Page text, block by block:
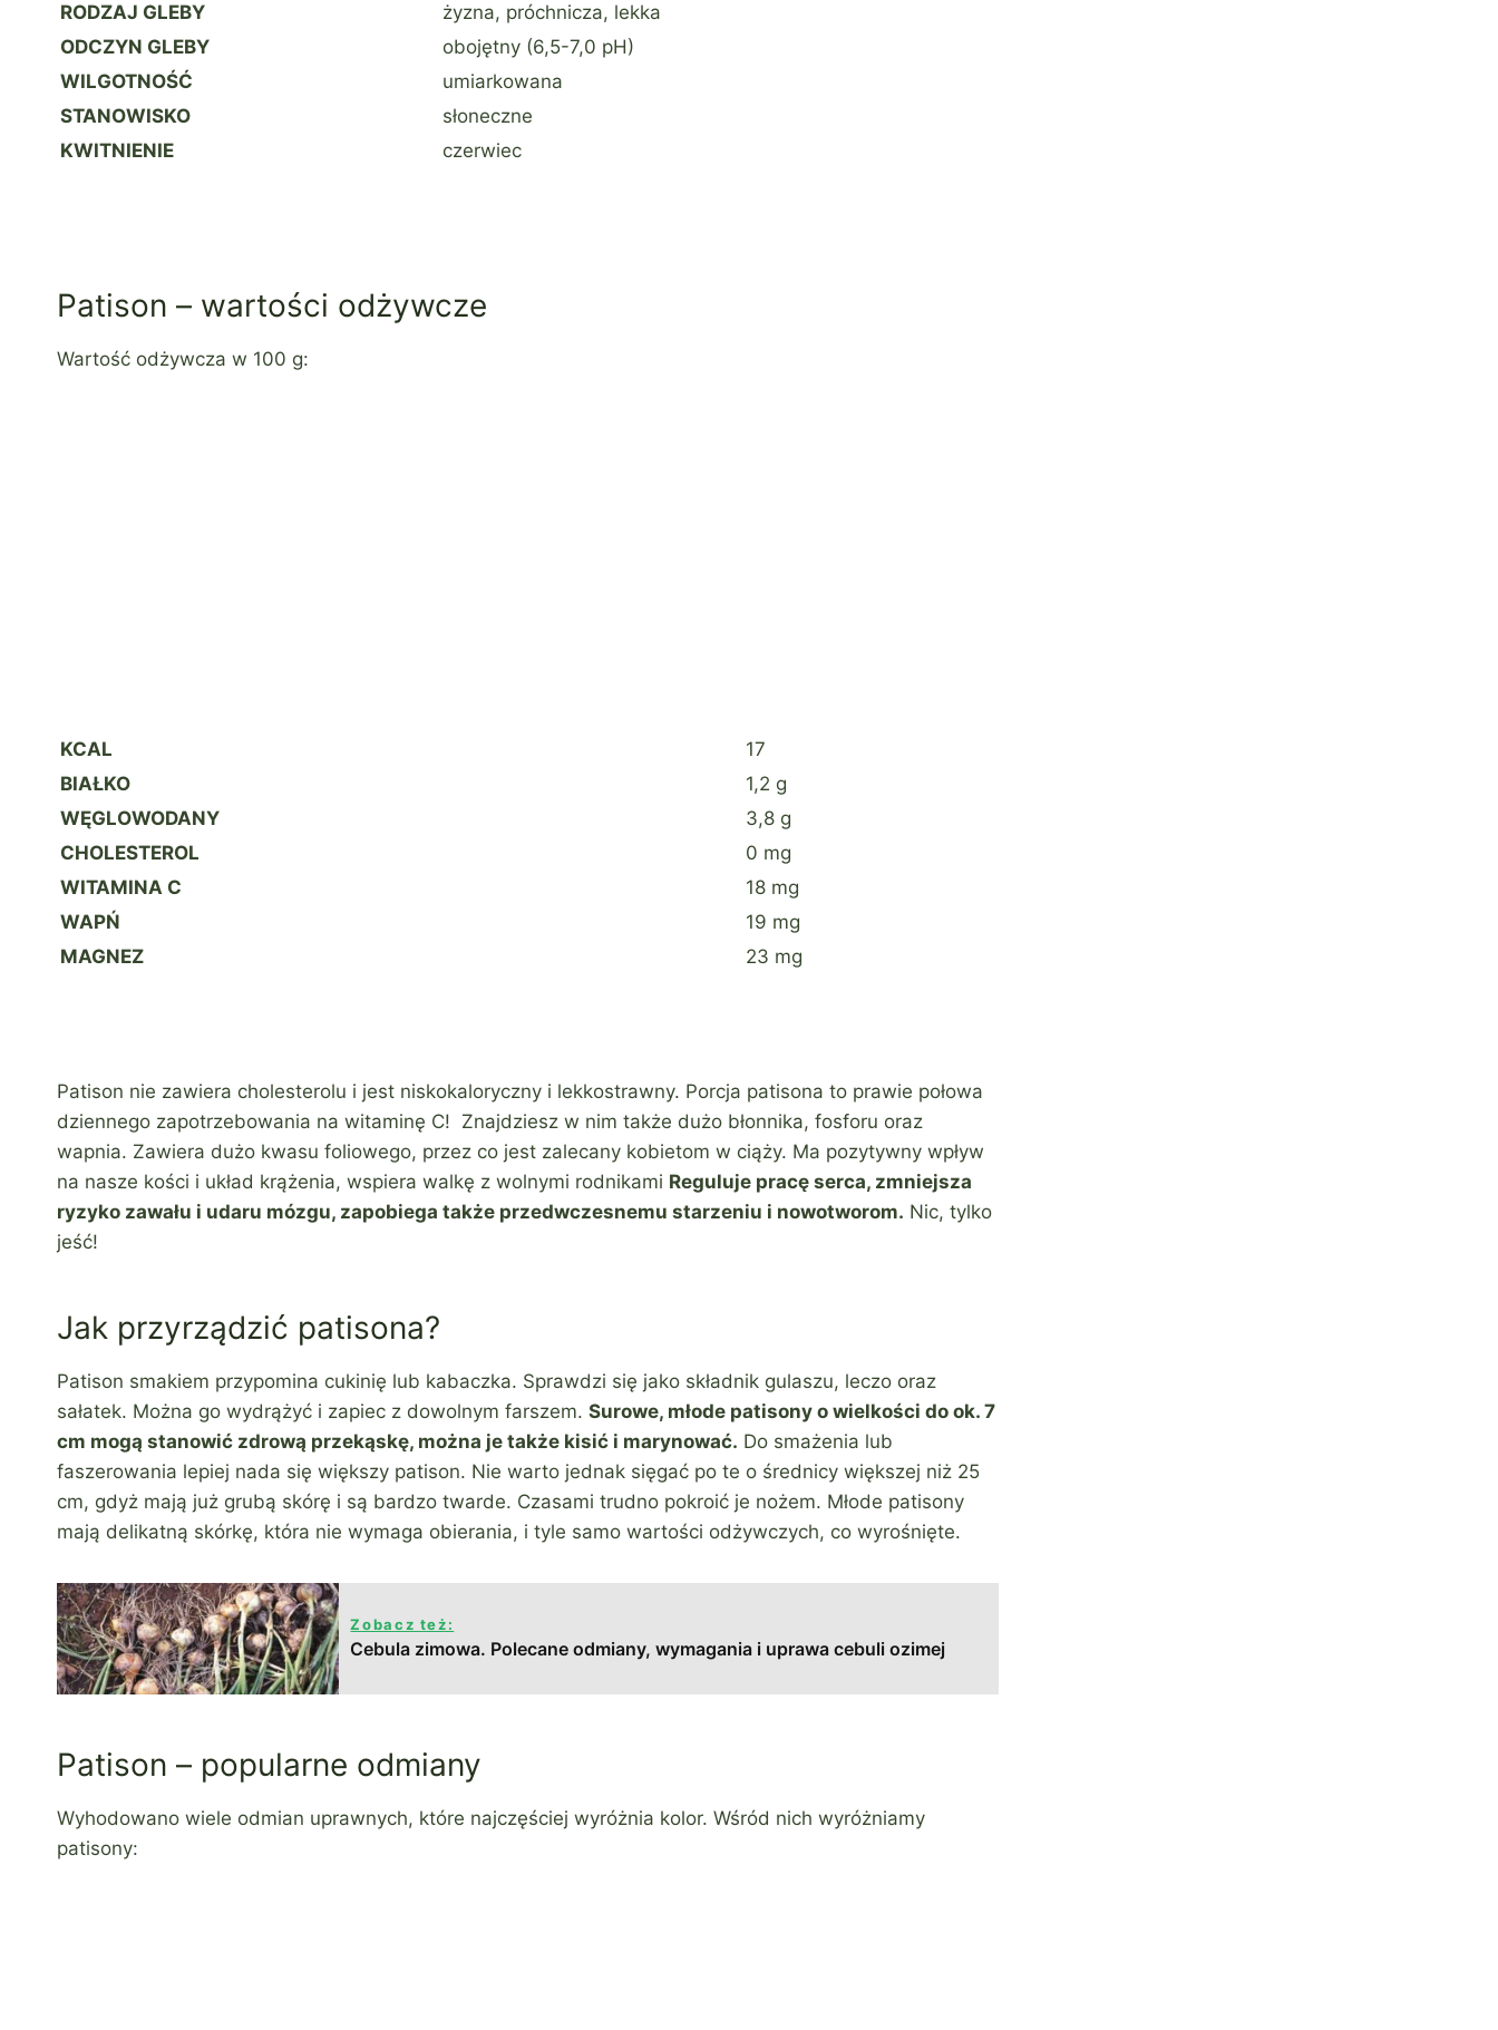
RODZAJ GLEBY
żyzna, próchnicza, lekka
ODCZYN GLEBY
obojętny (6,5-7,0 pH)
WILGOTNOŚĆ
umiarkowana
STANOWISKO
słoneczne
KWITNIENIE
czerwiec
Patison – wartości odżywcze
Wartość odżywcza w 100 g:
KCAL
17
BIAŁKO
1,2 g
WĘGLOWODANY
3,8 g
CHOLESTEROL
0 mg
WITAMINA C
18 mg
WAPŃ
19 mg
MAGNEZ
23 mg
Patison nie zawiera cholesterolu i jest niskokaloryczny i lekkostrawny. Porcja patisona to prawie połowa
dziennego zapotrzebowania na witaminę C! Znajdziesz w nim także dużo błonnika, fosforu oraz
wapnia. Zawiera dużo kwasu foliowego, przez co jest zalecany kobietom w ciąży. Ma pozytywny wpływ
na nasze kości i układ krążenia, wspiera walkę z wolnymi rodnikami Reguluje pracę serca, zmniejsza
ryzyko zawału i udaru mózgu, zapobiega także przedwczesnemu starzeniu i nowotworom. Nic, tylko
jeść!
Jak przyrządzić patisona?
Patison smakiem przypomina cukinię lub kabaczka. Sprawdzi się jako składnik gulaszu, leczo oraz
sałatek. Można go wydrążyć i zapiec z dowolnym farszem. Surowe, młode patisony o wielkości do ok. 7
cm mogą stanowić zdrową przekąskę, można je także kisić i marynować. Do smażenia lub
faszerowania lepiej nada się większy patison. Nie warto jednak sięgać po te o średnicy większej niż 25
cm, gdyż mają już grubą skórę i są bardzo twarde. Czasami trudno pokroić je nożem. Młode patisony
mają delikatną skórkę, która nie wymaga obierania, i tyle samo wartości odżywczych, co wyrośnięte.
Zobacz też:
Cebula zimowa. Polecane odmiany, wymagania i uprawa cebuli ozimej
Patison – popularne odmiany
Wyhodowano wiele odmian uprawnych, które najczęściej wyróżnia kolor. Wśród nich wyróżniamy
patisony: